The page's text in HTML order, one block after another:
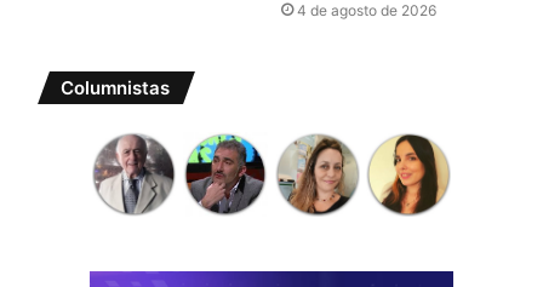
4 de agosto de 2026
Columnistas